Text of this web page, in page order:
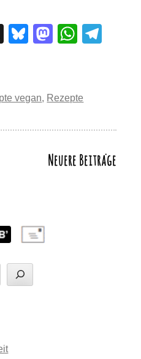
X
Bl
sk
M
o
o
n
W
s
p
p
m
vegan, Rezepte
Neuere Beiträge